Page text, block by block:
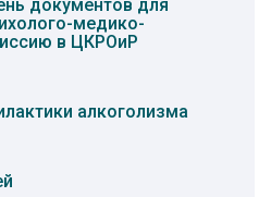
документов для
медико-
в ЦКРОиР
алкоголизма